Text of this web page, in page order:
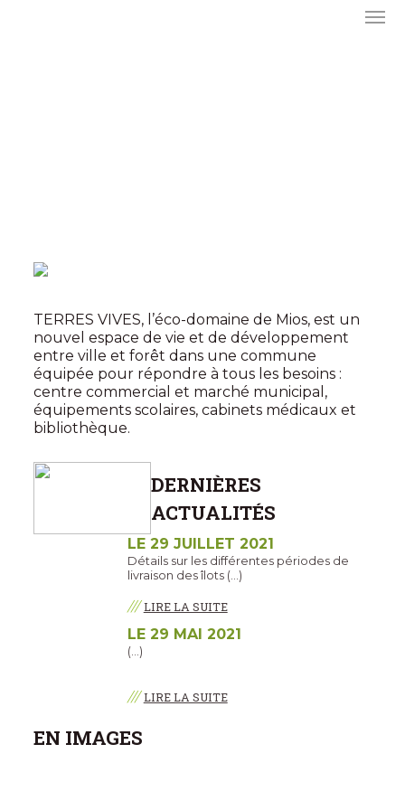
TERRES VIVES, l’éco-domaine de Mios, est un
nouvel espace de vie et de développement
entre ville et forêt dans une commune
équipée pour répondre à tous les besoins :
centre commercial et marché municipal,
équipements scolaires, cabinets médicaux et
bibliothèque.
DERNIÈRES
ACTUALITÉS
LE 29 JUILLET 2021
Détails sur les différentes périodes de
livraison des îlots (…)
/// LIRE LA SUITE
LE 29 MAI 2021
(…)
/// LIRE LA SUITE
EN IMAGES